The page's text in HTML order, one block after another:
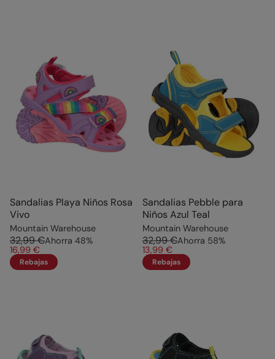
Sandalias Playa Niños Rosa
Vivo
Mountain Warehouse
32,99 €Ahorra 48%
16,99 €
Rebajas
Sandalias Pebble para
Niños Azul Teal
Mountain Warehouse
32,99 €Ahorra 58%
13,99 €
Rebajas